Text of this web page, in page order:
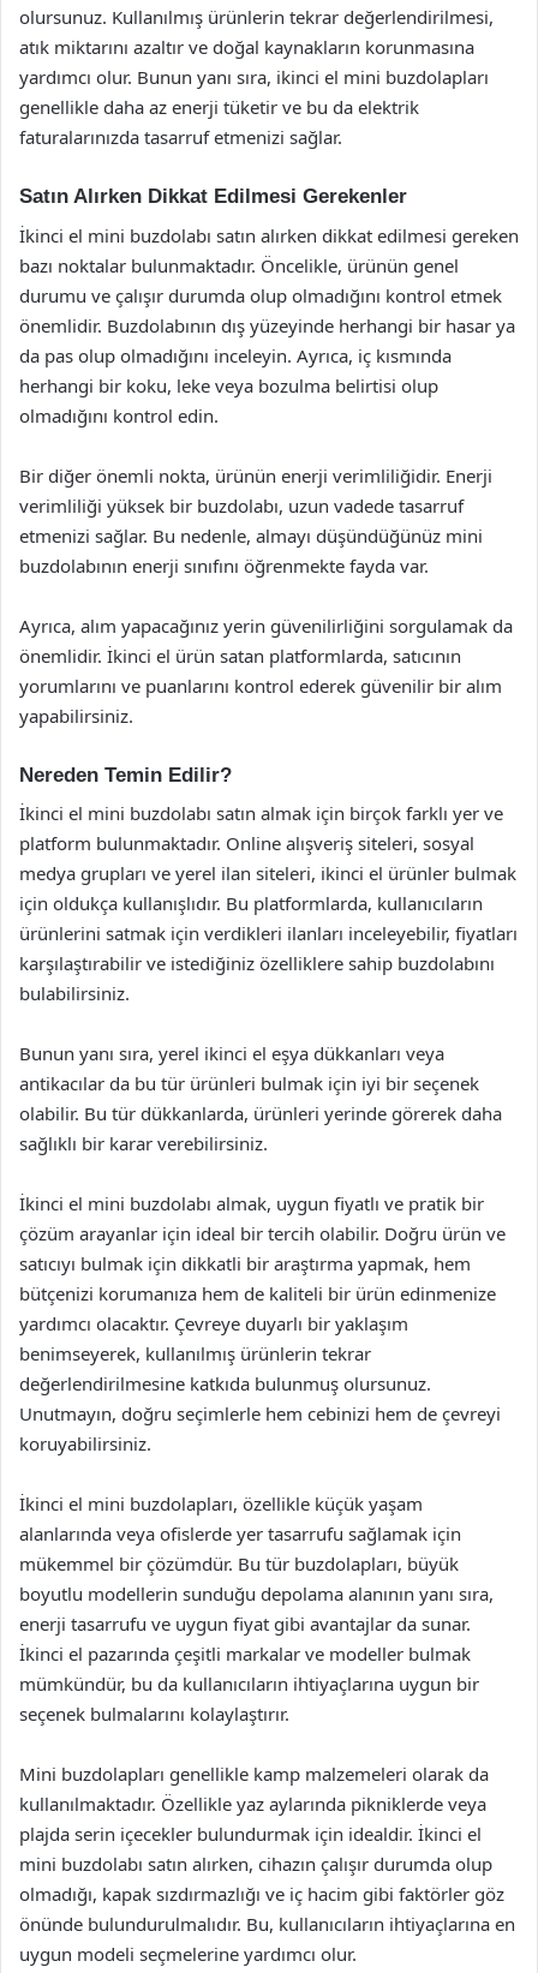
olursunuz. Kullanılmış ürünlerin tekrar değerlendirilmesi,
atık miktarını azaltır ve doğal kaynakların korunmasına
yardımcı olur. Bunun yanı sıra, ikinci el mini buzdolapları
genellikle daha az enerji tüketir ve bu da elektrik
faturalarınızda tasarruf etmenizi sağlar.
Satın Alırken Dikkat Edilmesi Gerekenler
İkinci el mini buzdolabı satın alırken dikkat edilmesi gereken
bazı noktalar bulunmaktadır. Öncelikle, ürünün genel
durumu ve çalışır durumda olup olmadığını kontrol etmek
önemlidir. Buzdolabının dış yüzeyinde herhangi bir hasar ya
da pas olup olmadığını inceleyin. Ayrıca, iç kısmında
herhangi bir koku, leke veya bozulma belirtisi olup
olmadığını kontrol edin.
Bir diğer önemli nokta, ürünün enerji verimliliğidir. Enerji
verimliliği yüksek bir buzdolabı, uzun vadede tasarruf
etmenizi sağlar. Bu nedenle, almayı düşündüğünüz mini
buzdolabının enerji sınıfını öğrenmekte fayda var.
Ayrıca, alım yapacağınız yerin güvenilirliğini sorgulamak da
önemlidir. İkinci el ürün satan platformlarda, satıcının
yorumlarını ve puanlarını kontrol ederek güvenilir bir alım
yapabilirsiniz.
Nereden Temin Edilir?
İkinci el mini buzdolabı satın almak için birçok farklı yer ve
platform bulunmaktadır. Online alışveriş siteleri, sosyal
medya grupları ve yerel ilan siteleri, ikinci el ürünler bulmak
için oldukça kullanışlıdır. Bu platformlarda, kullanıcıların
ürünlerini satmak için verdikleri ilanları inceleyebilir, fiyatları
karşılaştırabilir ve istediğiniz özelliklere sahip buzdolabını
bulabilirsiniz.
Bunun yanı sıra, yerel ikinci el eşya dükkanları veya
antikacılar da bu tür ürünleri bulmak için iyi bir seçenek
olabilir. Bu tür dükkanlarda, ürünleri yerinde görerek daha
sağlıklı bir karar verebilirsiniz.
İkinci el mini buzdolabı almak, uygun fiyatlı ve pratik bir
çözüm arayanlar için ideal bir tercih olabilir. Doğru ürün ve
satıcıyı bulmak için dikkatli bir araştırma yapmak, hem
bütçenizi korumanıza hem de kaliteli bir ürün edinmenize
yardımcı olacaktır. Çevreye duyarlı bir yaklaşım
benimseyerek, kullanılmış ürünlerin tekrar
değerlendirilmesine katkıda bulunmuş olursunuz.
Unutmayın, doğru seçimlerle hem cebinizi hem de çevreyi
koruyabilirsiniz.
İkinci el mini buzdolapları, özellikle küçük yaşam
alanlarında veya ofislerde yer tasarrufu sağlamak için
mükemmel bir çözümdür. Bu tür buzdolapları, büyük
boyutlu modellerin sunduğu depolama alanının yanı sıra,
enerji tasarrufu ve uygun fiyat gibi avantajlar da sunar.
İkinci el pazarında çeşitli markalar ve modeller bulmak
mümkündür, bu da kullanıcıların ihtiyaçlarına uygun bir
seçenek bulmalarını kolaylaştırır.
Mini buzdolapları genellikle kamp malzemeleri olarak da
kullanılmaktadır. Özellikle yaz aylarında pikniklerde veya
plajda serin içecekler bulundurmak için idealdir. İkinci el
mini buzdolabı satın alırken, cihazın çalışır durumda olup
olmadığı, kapak sızdırmazlığı ve iç hacim gibi faktörler göz
önünde bulundurulmalıdır. Bu, kullanıcıların ihtiyaçlarına en
uygun modeli seçmelerine yardımcı olur.